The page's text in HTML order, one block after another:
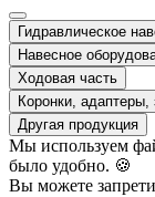
Гидравлическое
Навесное
Ходовая часть
Коронки, адаптеры,
Другая продукция
Мы используем
было удобно. 🍪
Вы можете